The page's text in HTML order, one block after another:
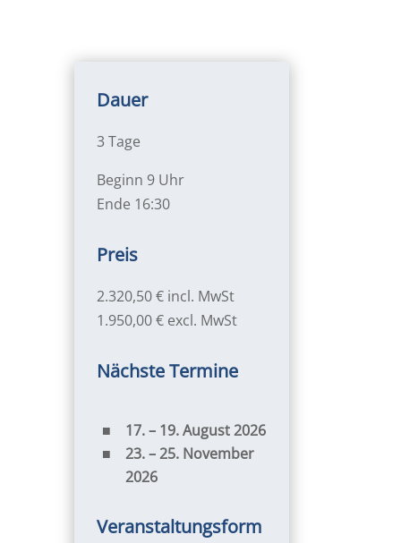
Dauer
3 Tage
Beginn 9 Uhr
Ende 16:30
Preis
2.320,50 € incl. MwSt
1.950,00 € excl. MwSt
Nächste Termine
17. – 19. August 2026
23. – 25. November
2026
Veranstaltungsform